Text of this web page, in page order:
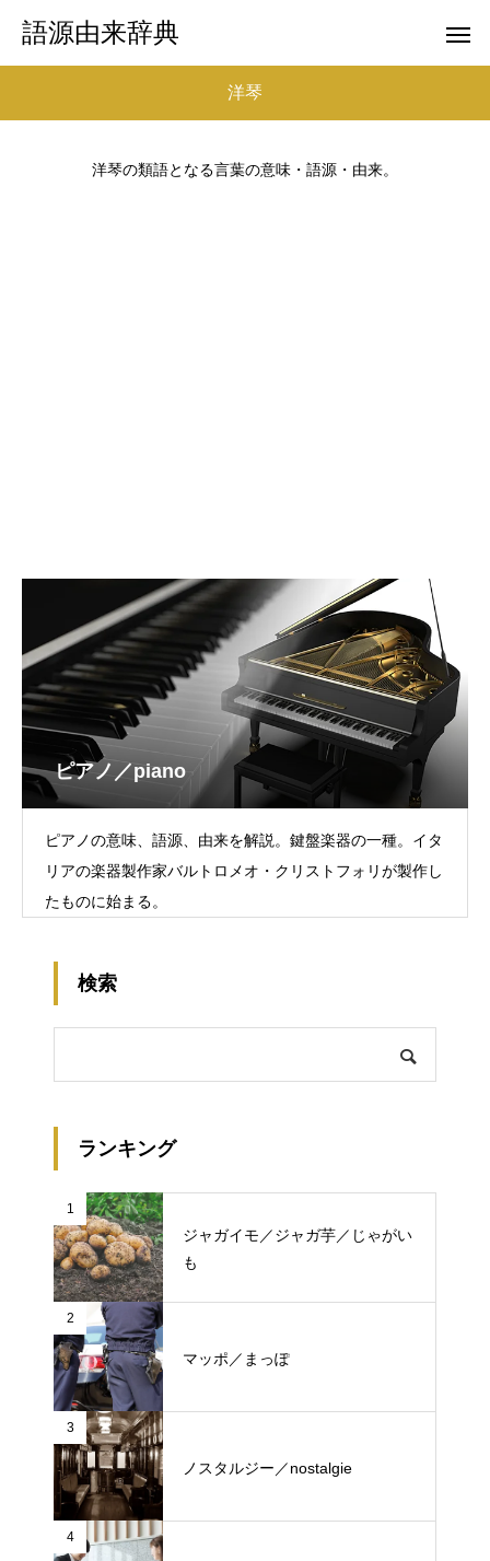
語源由来辞典
洋琴
洋琴の類語となる言葉の意味・語源・由来。
ピアノ／piano
ピアノの意味、語源、由来を解説。鍵盤楽器の一種。イタ
リアの楽器製作家バルトロメオ・クリストフォリが製作し
たものに始まる。
検索
ランキング
1
ジャガイモ／ジャガ芋／じゃがい
も
2
マッポ／まっぽ
3
ノスタルジー／nostalgie
4